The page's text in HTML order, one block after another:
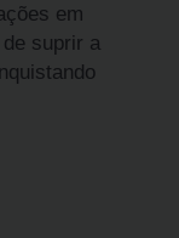
em
suprir a